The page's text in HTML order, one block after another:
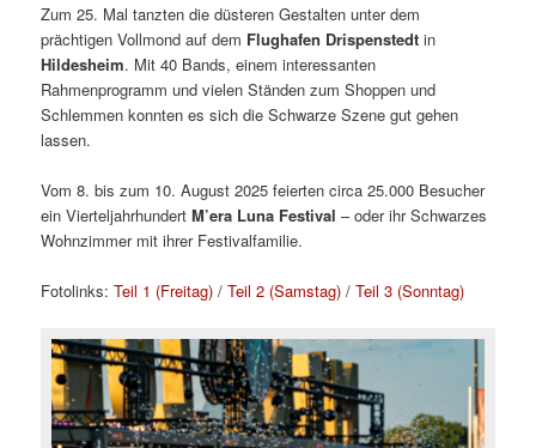
Zum 25. Mal tanzten die düsteren Gestalten unter dem
prächtigen Vollmond auf dem Flughafen Drispenstedt in
Hildesheim. Mit 40 Bands, einem interessanten
Rahmenprogramm und vielen Ständen zum Shoppen und
Schlemmen konnten es sich die Schwarze Szene gut gehen
lassen.
Vom 8. bis zum 10. August 2025 feierten circa 25.000 Besucher
ein VierteljahrhundertM’era Luna Festival – oder ihr Schwarzes
Wohnzimmer mit ihrer Festivalfamilie.
Fotolinks:Teil 1 (Freitag) /Teil 2 (Samstag) /Teil 3 (Sonntag)